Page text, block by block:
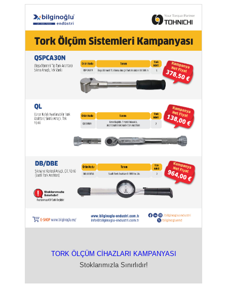
TORK ÖLÇÜM CİHAZLARI KAMPANYASI
Stoklarımızla Sınırlıdır!